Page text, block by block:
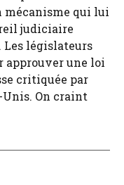
mécanisme qui lui
judiciaire
Les législateurs
approuver une loi
critiquée par
Unis. On craint